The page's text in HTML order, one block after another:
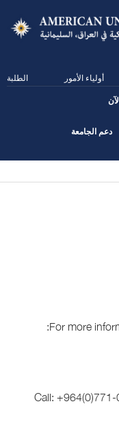
main
content
الطلبة أولياء الأمور
دعم الجامعة
For more
Call: